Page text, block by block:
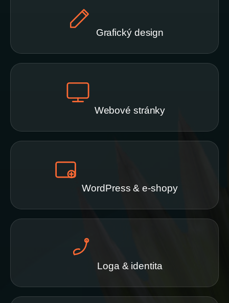
Grafický design
Webové stránky
WordPress & e-shopy
Loga & identita